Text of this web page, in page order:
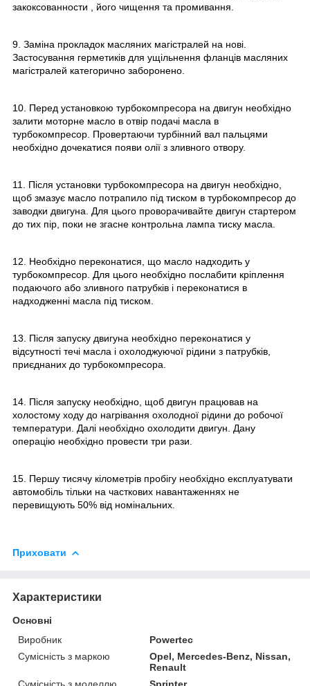
закоксованности , його чищення та промивання.
9. Заміна прокладок масляних магістралей на нові.
Застосування герметиків для ущільнення фланців масляних
магістралей категорично заборонено.
10. Перед установкою турбокомпресора на двигун необхідно
залити моторне масло в отвір подачі масла в
турбокомпресор. Провертаючи турбінний вал пальцями
необхідно дочекатися появи олії з зливного отвору.
11. Після установки турбокомпресора на двигун необхідно,
щоб змазує масло потрапило під тиском в турбокомпресор до
заводки двигуна. Для цього проворачивайте двигун стартером
до тих пір, поки не згасне контрольна лампа тиску масла.
12. Необхідно переконатися, що масло надходить у
турбокомпресор. Для цього необхідно послабити кріплення
подаючого або зливного патрубків і переконатися в
надходженні масла під тиском.
13. Після запуску двигуна необхідно переконатися у
відсутності течі масла і охолоджуючої рідини з патрубків,
приєднаних до турбокомпресора.
14. Після запуску необхідно, щоб двигун працював на
холостому ходу до нагрівання охолодної рідини до робочої
температури. Далі необхідно охолодити двигун. Дану
операцію необхідно провести три рази.
15. Першу тисячу кілометрів пробігу необхідно експлуатувати
автомобіль тільки на часткових навантаженнях не
перевищують 50% від номінальних.
Приховати
Характеристики
Основні
Виробник
Powertec
Сумісність з маркою
Opel, Mercedes-Benz, Nissan,
Renault
Сумісність з моделлю
Sprinter